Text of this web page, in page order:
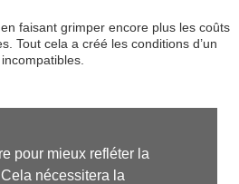
faisant grimper encore plus les coûts
Tout cela a créé les conditions d’un
pour mieux refléter la
nécessitera la